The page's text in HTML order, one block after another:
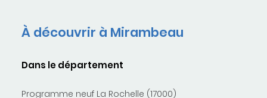
À découvrir à Mirambeau
Dans le département
Programme neuf La Rochelle (17000)